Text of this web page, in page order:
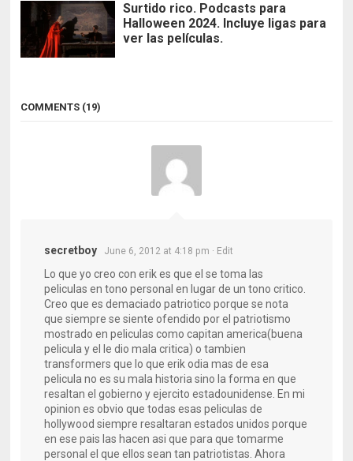
Surtido rico. Podcasts para
Halloween 2024. Incluye ligas para
ver las películas.
COMMENTS (19)
secretboy June 6, 2012 at 4:18 pm · Edit
Lo que yo creo con erik es que el se toma las
peliculas en tono personal en lugar de un tono critico.
Creo que es demaciado patriotico porque se nota
que siempre se siente ofendido por el patriotismo
mostrado en peliculas como capitan america(buena
pelicula y el le dio mala critica) o tambien
transformers que lo que erik odia mas de esa
pelicula no es su mala historia sino la forma en que
resaltan el gobierno y ejercito estadounidense. En mi
opinion es obvio que todas esas peliculas de
hollywood siempre resaltaran estados unidos porque
en ese pais las hacen asi que para que tomarme
personal el que ellos sean tan patriotistas. Ahora